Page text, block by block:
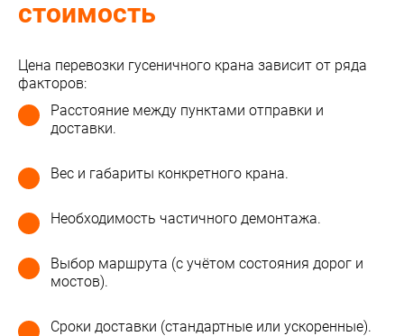
стоимость
Цена перевозки гусеничного крана зависит от ряда
факторов:
Расстояние между пунктами отправки и
доставки.
Вес и габариты конкретного крана.
Необходимость частичного демонтажа.
Выбор маршрута (с учётом состояния дорог и
мостов).
Сроки доставки (стандартные или ускоренные).